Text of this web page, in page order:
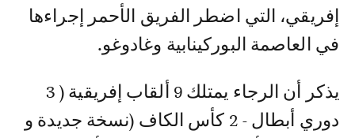
إفريقي، التي اضطر الفريق الأحمر إجراءها
في العاصمة البوركينابية وغادوغو.
يذكر أن الرجاء يمتلك 9 ألقاب إفريقية ( 3
دوري أبطال - 2 كأس الكاف (نسخة جديدة و